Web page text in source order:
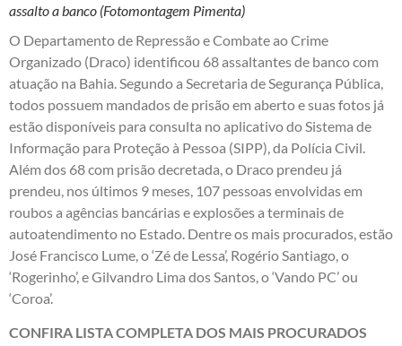
assalto a banco (Fotomontagem Pimenta)
O Departamento de Repressão e Combate ao Crime
Organizado (Draco) identificou 68 assaltantes de banco com
atuação na Bahia. Segundo a Secretaria de Segurança Pública,
todos possuem mandados de prisão em aberto e suas fotos já
estão disponíveis para consulta no aplicativo do Sistema de
Informação para Proteção à Pessoa (SIPP), da Polícia Civil.
Além dos 68 com prisão decretada, o Draco prendeu já
prendeu, nos últimos 9 meses, 107 pessoas envolvidas em
roubos a agências bancárias e explosões a terminais de
autoatendimento no Estado. Dentre os mais procurados, estão
José Francisco Lume, o ‘Zé de Lessa’, Rogério Santiago, o
‘Rogerinho’, e Gilvandro Lima dos Santos, o ‘Vando PC’ ou
‘Coroa’.
CONFIRA LISTA COMPLETA DOS MAIS PROCURADOS